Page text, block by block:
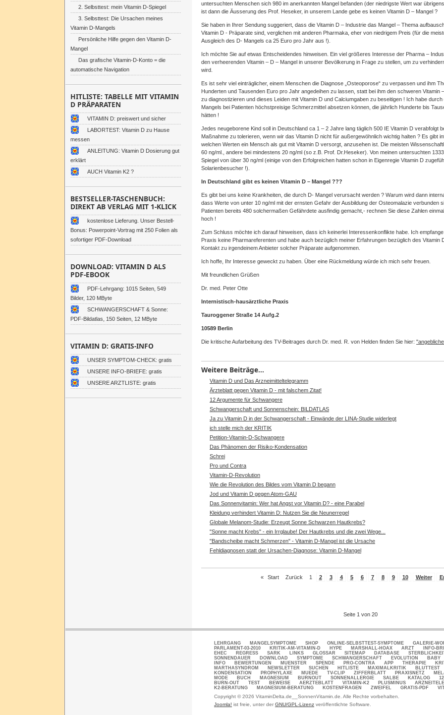
untersuchten Menschen sich 980 im anerkannten Mangel befanden (der niedrigste Wert war
ist dann die Äusserung des Prof. Heseker, in unserem Lande gebe es keinen Vitamin D – Mangel ?
Sie haben in Ihrer Sendung suggeriert, dass die Vitamin D – Industrie das Mangel – Thema
Vitamin D - Präparate sind, verglichen mit anderen Pharmaka, eher von niedrigem Preis (für die
Ausgleich des D- Mangels ca 25 Euro pro Jahr aus !).
Ich möchte Sie auf etwas Entscheidendes hinweisen. Ein viel größeres Interesse der Pharma –
den verheerenden Vitamin – D – Mangel in unserer Bevölkerung in Frage zu stellen, um zu
wird.
Es ist sehr viel einträglicher, einem Menschen die Diagnose „Osteoporose“ zu verpassen und ihm
Hunderten und Tausenden Euro pro Jahr angedeihen zu lassen, statt bei ihm den schweren Vitamin
zu diagnostizieren und dieses Leiden mit Vitamin D und Calciumgaben zu beseitigen ! Ich habe
Mangels bei Patienten höchstpreisige Schmerzmittel absetzen können, die jährlich Hunderte bis
hätten !
Jedes neugeborene Kind soll in Deutschland ca 1 – 2 Jahre lang täglich 500 IE Vitamin D verabfolgt
Maßnahme zu tolerieren, wenn wir das Vitamin D nicht für außergewöhnlich wichtig halten ? Es gibt
welchen Werten ein Mensch als gut mit Vitamin D versorgt, anzusehen ist. Die meisten
60 ng/ml., andere bei mindestens 20 ng/ml (so z.B. Prof. Dr.Heseker). Von meinen untersuchten
Spiegel von über 30 ng/ml (einige von den Erfolgreichen hatten schon in Eigenregie Vitamin D
Solarienbesucher !).
In Deutschland gibt es keinen Vitamin D – Mangel ???
Es gibt bei uns keine Krankheiten, die durch D- Mangel verursacht werden ? Warum wird dann
dass Werte von unter 10 ng/ml mit der ernsten Gefahr der Ausbildung der Osteomalazie verbunden
Patienten bereits 480 solchermaßen Gefährdete ausfindig gemacht,- rechnen Sie diese Zahlen
hoch !
Zum Schluss möchte ich darauf hinweisen, dass ich keinerlei Interessenkonflikte habe. Ich
Praxis keine Pharmareferenten und habe auch bezüglich meiner Erfahrungen bezüglich des Vitamin
Kontakt zu irgendeinem Anbieter solcher Präparate aufgenommen.
Ich hoffe, Ihr Interesse geweckt zu haben. Über eine Rückmeldung würde ich mich sehr freuen.
Mit freundlichen Grüßen
Dr. med. Peter Otte
Internistisch-hausärztliche Praxis
Tauroggener Straße 14 Aufg.2
10589 Berlin
Die kritische Aufarbeitung des TV-Beitrages durch Dr. med. R. von Helden finden Sie hier:
Weitere Beiträge...
Vitamin D und Das Arzneimitteltelegramm
Ärzteblatt gegen Vitamin D - mit falschem Zitat!
12 Argumente für Schwangere
Schwangerschaft und Sonnenschein: BILDATLAS
Ja zu Vitamin D in der Schwangerschaft - Einwände der LINA-Studie widerlegt
ich stelle mich der KRITIK
Petition-Vitamin-D-Schwangere
Das Phänomen der Risiko-Kondensation
Schrei
Pro und Contra
Vitamin-D-Revolution
Wie die Revolution des Bildes vom Vitamin D begann
Jod und Vitamin D gegen Atom-GAU
Das Sonnenvitamin: Wer hat Angst vor Vitamin D? - eine Parabel
Kleidung verhindert Vitamin D: Nutzen Sie die Neunerregel
Globale Melanom-Studie: Erzeugt Sonne Schwarzen Hautkrebs?
"Sonne macht Krebs" - ein Irrglaube! Der Hautkrebs und die zwei Wege...
"Bandscheibe macht Schmerzen" - Vitamin D-Mangel ist die Ursache
Fehldiagnosen statt der Ursachen-Diagnose: Vitamin D-Mangel
« Start Zurück 1 2 3 4 5 6 7 8 9 10 Weiter
Seite 1 von 20
2. Selbsttest: mein Vitamin D-Spiegel
3. Selbsttest: Die Ursachen meines
Vitamin D-Mangels
Persönliche Hilfe gegen den Vitamin D-
Mangel
Das grafische Vitamin-D-Konto = die
automatische Navigation
HITLISTE: TABELLE MIT VITAMIN
D PRÄPARATEN
VITAMIN D: preiswert und sicher
LABORTEST: Vitamin D zu Hause
messen
ANLEITUNG: Vitamin D Dosierung gut
erklärt
AUCH Vitamin K2 ?
BESTSELLER-TASCHENBUCH:
DIREKT AB VERLAG MIT 1-KLICK
kostenlose Lieferung. Unser Bestell-
Bonus: Powerpoint-Vortrag mit 250 Folien als
sofortiger PDF-Download
DOWNLOAD: VITAMIN D ALS
PDF-EBOOK
PDF-Lehrgang: 1015 Seiten, 549
Bilder, 120 MByte
SCHWANGERSCHAFT & Sonne:
PDF-Bildatlas, 150 Seiten, 12 MByte
VITAMIN D: GRATIS-INFO
UNSER SYMPTOM-CHECK: gratis
UNSERE INFO-BRIEFE: gratis
UNSERE ARZTLISTE: gratis
LEHRGANG MANGELSYMPTOME SHOP ONLINE-SELBSTTEST-SYMPTOME GALERIE-
PARLAMENT-03-2010
KRITIK-AM-VITAMIN-D HYPE MARSHALL-HOAX ARZT INFO-
EHEC
REGRESS SARK LINKS GLOSSAR SITEMAP DATABASE
SONNENDAUER
DOWNLOAD SYMPTOME SCHWANGERSCHAFT EVOLUTION BABY
INFO
BEWERTUNGEN MUENSTER SPENDE PRO-CONTRA APP THERAPIE
MARTHASYNDROM
NEWSLETTER SUCHEN HITLISTE MAXIMALKRITIK BLUTTEST
KONDENSATION
PROPHYLAXE MUEDE TV-CLIP ZIFFERBLATT PRAXISNETZ
MODE
BUCH MAGNESIUM BURNOUT SONNENALLERGIE SALBE KATALOG
BURN-OUT
TEST BEWEISE AERZTEBLATT VITAMIN-K2 PLUSMINUS
K2-BERATUNG
MAGNESIUM-BERATUNG KOSTENFRAGEN ZWEIFEL GRATIS-PDF
Copyright © 2026 VitaminDelta.de__SonnenVitamin.de. Alle Rechte vorbehalten.
Joomla! ist freie, unter der GNU/GPL-Lizenz veröffentlichte Software.